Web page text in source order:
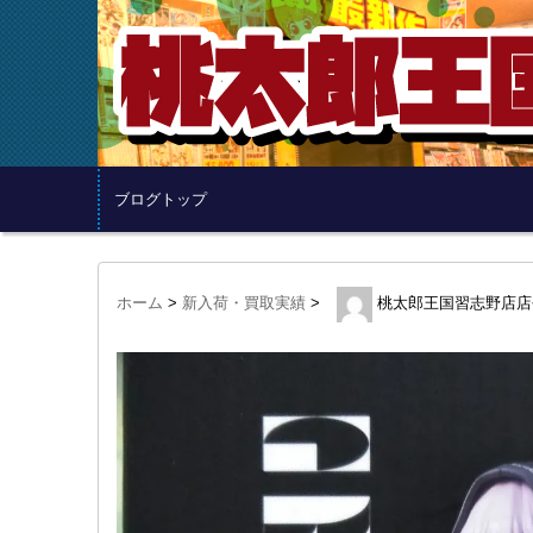
ブログトップ
ホーム > 新入荷・買取実績 > 桃太郎王国習志野店